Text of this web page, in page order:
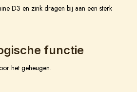
D3 en zink dragen bij aan een sterk
functie
het geheugen.